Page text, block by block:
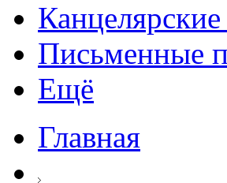
Письменные
Ещё
Главная